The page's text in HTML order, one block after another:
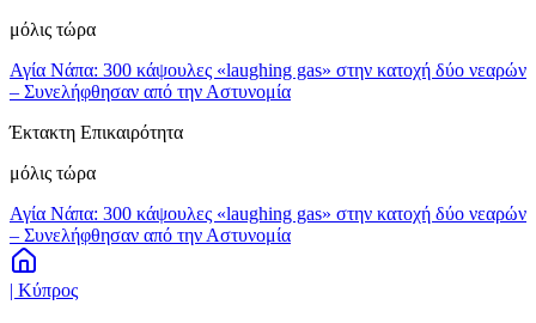
μόλις τώρα
Αγία Νάπα: 300 κάψουλες «laughing gas» στην κατοχή δύο νεαρών
– Συνελήφθησαν από την Αστυνομία
Έκτακτη Επικαιρότητα
μόλις τώρα
Αγία Νάπα: 300 κάψουλες «laughing gas» στην κατοχή δύο νεαρών
– Συνελήφθησαν από την Αστυνομία
| Κύπρος